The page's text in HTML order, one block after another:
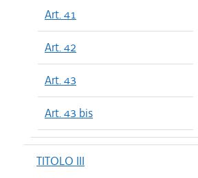
Art. 41
Art. 42
Art. 43
Art. 43 bis
TITOLO III